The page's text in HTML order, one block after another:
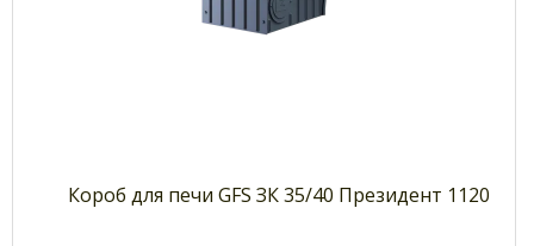
Короб для печи GFS ЗК 35/40 Президент 1120